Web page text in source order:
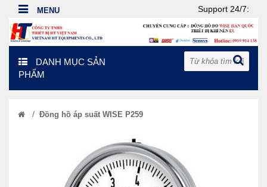
Support 24/7:
DANH MỤC SẢN
PHẨM
/ Đồng hồ áp suất WISE P259